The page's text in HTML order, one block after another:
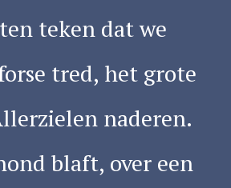
teken dat we
tred, het grote
naderen.
blaft, over een